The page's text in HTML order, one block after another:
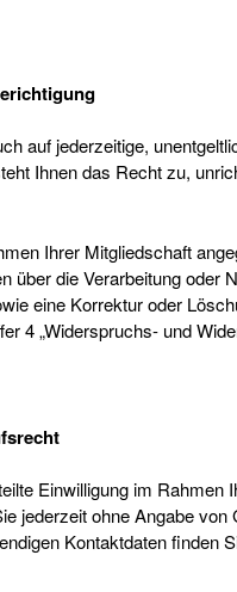
auf jederzeitige,
Ihnen das Recht zu,
Ihrer Mitgliedschaft
über die Verarbeitung oder
eine Korrektur oder
4 „Widerspruchs- und
Einwilligung im Rahmen
jederzeit ohne Angabe
Kontaktdaten finden